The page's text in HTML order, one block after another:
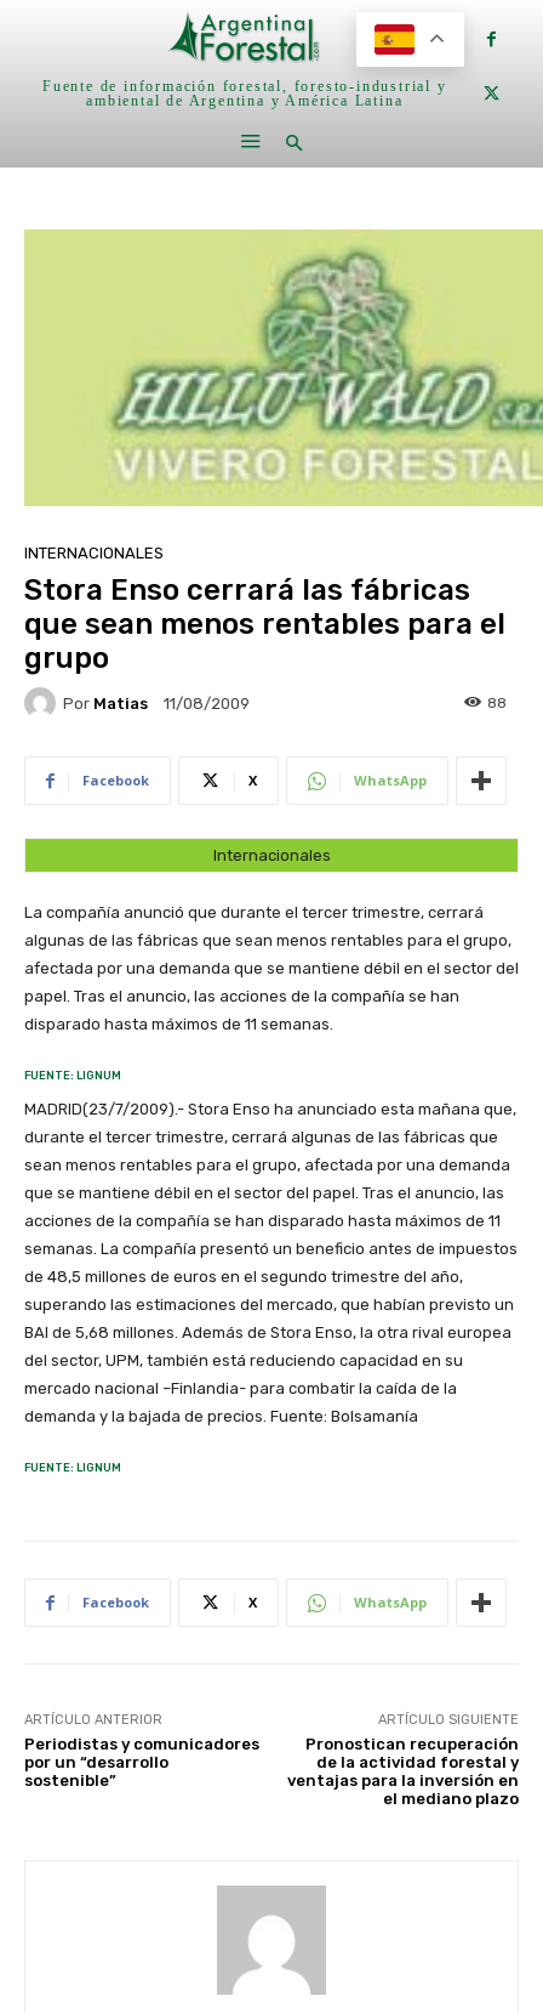
Fuente de información forestal, foresto-industrial y
ambiental de Argentina y América Latina
INTERNACIONALES
Stora Enso cerrará las fábricas
que sean menos rentables para el
grupo
Por Matias 11/08/2009 88
Facebook X WhatsApp
Internacionales
La compañía anunció que durante el tercer trimestre, cerrará
algunas de las fábricas que sean menos rentables para el grupo,
afectada por una demanda que se mantiene débil en el sector del
papel. Tras el anuncio, las acciones de la compañía se han
disparado hasta máximos de 11 semanas.
FUENTE: LIGNUM
MADRID(23/7/2009).- Stora Enso ha anunciado esta mañana que,
durante el tercer trimestre, cerrará algunas de las fábricas que
sean menos rentables para el grupo, afectada por una demanda
que se mantiene débil en el sector del papel. Tras el anuncio, las
acciones de la compañía se han disparado hasta máximos de 11
semanas. La compañía presentó un beneficio antes de impuestos
de 48,5 millones de euros en el segundo trimestre del año,
superando las estimaciones del mercado, que habían previsto un
BAI de 5,68 millones. Además de Stora Enso, la otra rival europea
del sector, UPM, también está reduciendo capacidad en su
mercado nacional –Finlandia- para combatir la caída de la
demanda y la bajada de precios. Fuente: Bolsamanía
FUENTE: LIGNUM
Facebook X WhatsApp
ARTÍCULO ANTERIOR
Periodistas y comunicadores
por un “desarrollo
sostenible”
ARTÍCULO SIGUIENTE
Pronostican recuperación
de la actividad forestal y
ventajas para la inversión en
el mediano plazo